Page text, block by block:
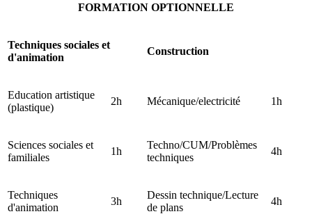
FORMATION OPTIONNELLE
Techniques sociales et
d'animation
Construction
Education artistique
(plastique)
2h Mécanique/electricité 1h
Sciences sociales et
familiales
1h
Techno/CUM/Problèmes
techniques
4h
Techniques
d'animation
3h
Dessin technique/Lecture
de plans
4h